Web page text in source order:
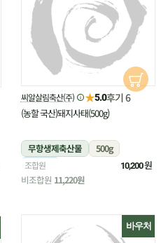
씨알살림축산(주) ★5.0후기 6
(농할 국산)돼지사태(500g)
무항생제축산물
500g
냉장
조합원 10,200원
비조합원 11,220원
바우처